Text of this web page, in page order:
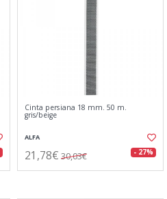
Cinta persiana 18 mm. 50 m.
gris/beige
ALFA
21,78€ 30,03€ - 27%